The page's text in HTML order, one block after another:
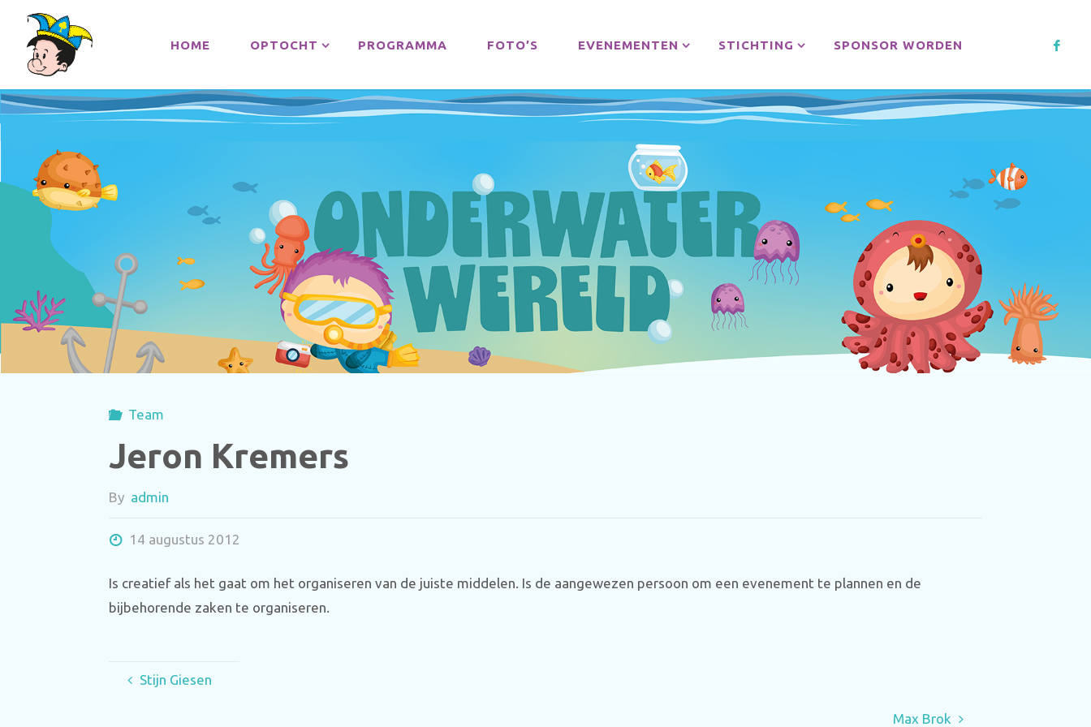
HOME OPTOCHT PROGRAMMA FOTO’S EVENEMENTEN STICHTING SPONSOR WORDEN
Team
Jeron Kremers
By admin
14 augustus 2012
Is creatief als het gaat om het organiseren van de juiste middelen. Is de aangewezen persoon om een evenement te plannen en de
bijbehorende zaken te organiseren.
Stijn Giesen
Max Brok